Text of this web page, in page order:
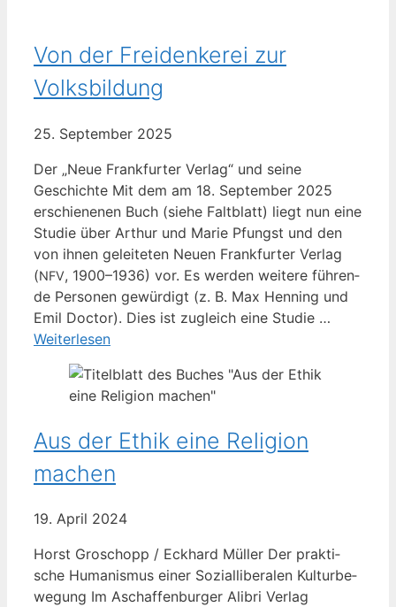
Von der Freidenkerei zur
Volksbildung
25. Sep­tem­ber 2025
Der „Neue Frank­fur­ter Ver­lag“ und sei­ne
Geschich­te Mit dem am 18. Sep­tem­ber 2025
erschie­ne­nen Buch (sie­he Falt­blatt) liegt nun eine
Stu­die über Arthur und Marie Pfungst und den
von ihnen gelei­te­ten Neu­en Frank­fur­ter Ver­lag
(NFV, 1900–1936) vor. Es wer­den wei­te­re füh­ren­
de Per­so­nen gewür­digt (z. B. Max Hen­ning und
Emil Doc­tor). Dies ist zugleich eine Stu­die …
Wei­ter­le­sen
Aus der Ethik eine Religion
machen
19. April 2024
Horst Gro­schopp / Eck­hard Mül­ler Der prak­ti­
sche Huma­nis­mus einer Sozi­al­li­be­ra­len Kul­tur­be­
we­gung Im Aschaf­fen­bur­ger Ali­bri Ver­lag